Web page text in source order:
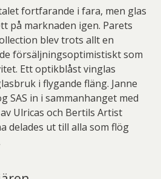
fortfarande i fara, men glas
på marknaden igen. Parets
blev trots allt en
försäljningsoptimistiskt som
Ett optikblåst vinglas
i flygande fläng. Janne
SAS in i sammanhanget med
Ulricas och Bertils Artist
delades ut till alla som flög